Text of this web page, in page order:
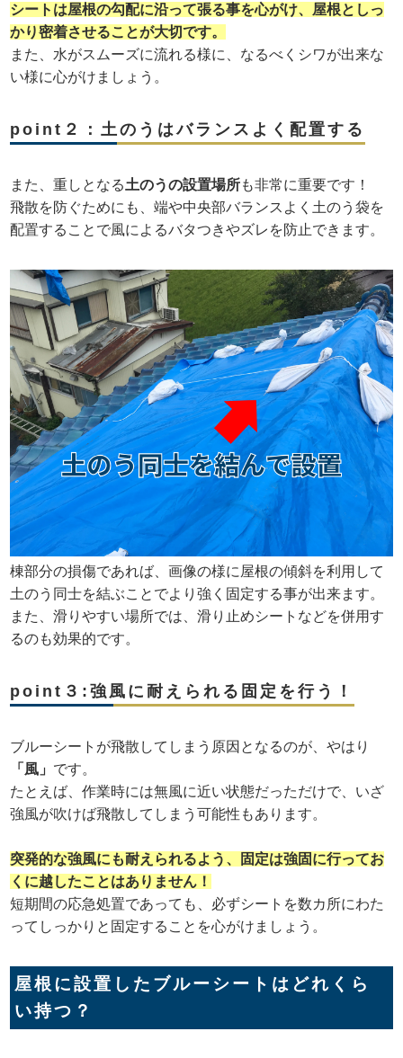
シートは屋根の勾配に沿って張る事を心がけ、屋根としっ
かり密着させることが大切です。
また、水がスムーズに流れる様に、なるべくシワが出来な
い様に心がけましょう。
point２：土のうはバランスよく配置する
また、重しとなる土のうの設置場所も非常に重要です！
飛散を防ぐためにも、端や中央部バランスよく土のう袋を
配置することで風によるバタつきやズレを防止できます。
棟部分の損傷であれば、画像の様に屋根の傾斜を利用して
土のう同士を結ぶことでより強く固定する事が出来ます。
また、滑りやすい場所では、滑り止めシートなどを併用す
るのも効果的です。
point３:強風に耐えられる固定を行う！
ブルーシートが飛散してしまう原因となるのが、やはり
「風」 です。
たとえば、作業時には無風に近い状態だっただけで、いざ
強風が吹けば飛散してしまう可能性もあります。
突発的な強風にも耐えられるよう、固定は強固に行ってお
くに越したことはありません！
短期間の応急処置であっても、必ずシートを数カ所にわた
ってしっかりと固定することを心がけましょう。
屋根に設置したブルーシートはどれくら
い持つ？